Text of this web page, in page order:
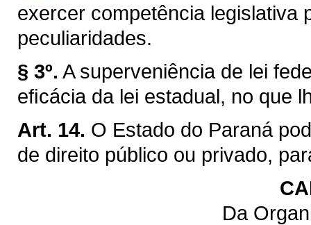
exercer competência legislativa
peculiaridades.
§ 3º. A superveniência de lei
eﬁcácia da lei estadual, no que
Art. 14. O Estado do Paraná
de direito público ou privado,
Da